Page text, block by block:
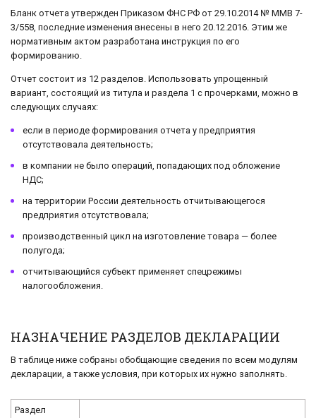
Бланк отчета утвержден Приказом ФНС РФ от 29.10.2014 № ММВ 7-
3/558, последние изменения внесены в него 20.12.2016. Этим же
нормативным актом разработана инструкция по его
формированию.
Отчет состоит из 12 разделов. Использовать упрощенный
вариант, состоящий из титула и раздела 1 с прочерками, можно в
следующих случаях:
если в периоде формирования отчета у предприятия
отсутствовала деятельность;
в компании не было операций, попадающих под обложение
НДС;
на территории России деятельность отчитывающегося
предприятия отсутствовала;
производственный цикл на изготовление товара — более
полугода;
отчитывающийся субъект применяет спецрежимы
налогообложения.
НАЗНАЧЕНИЕ РАЗДЕЛОВ ДЕКЛАРАЦИИ
В таблице ниже собраны обобщающие сведения по всем модулям
декларации, а также условия, при которых их нужно заполнять.
Раздел